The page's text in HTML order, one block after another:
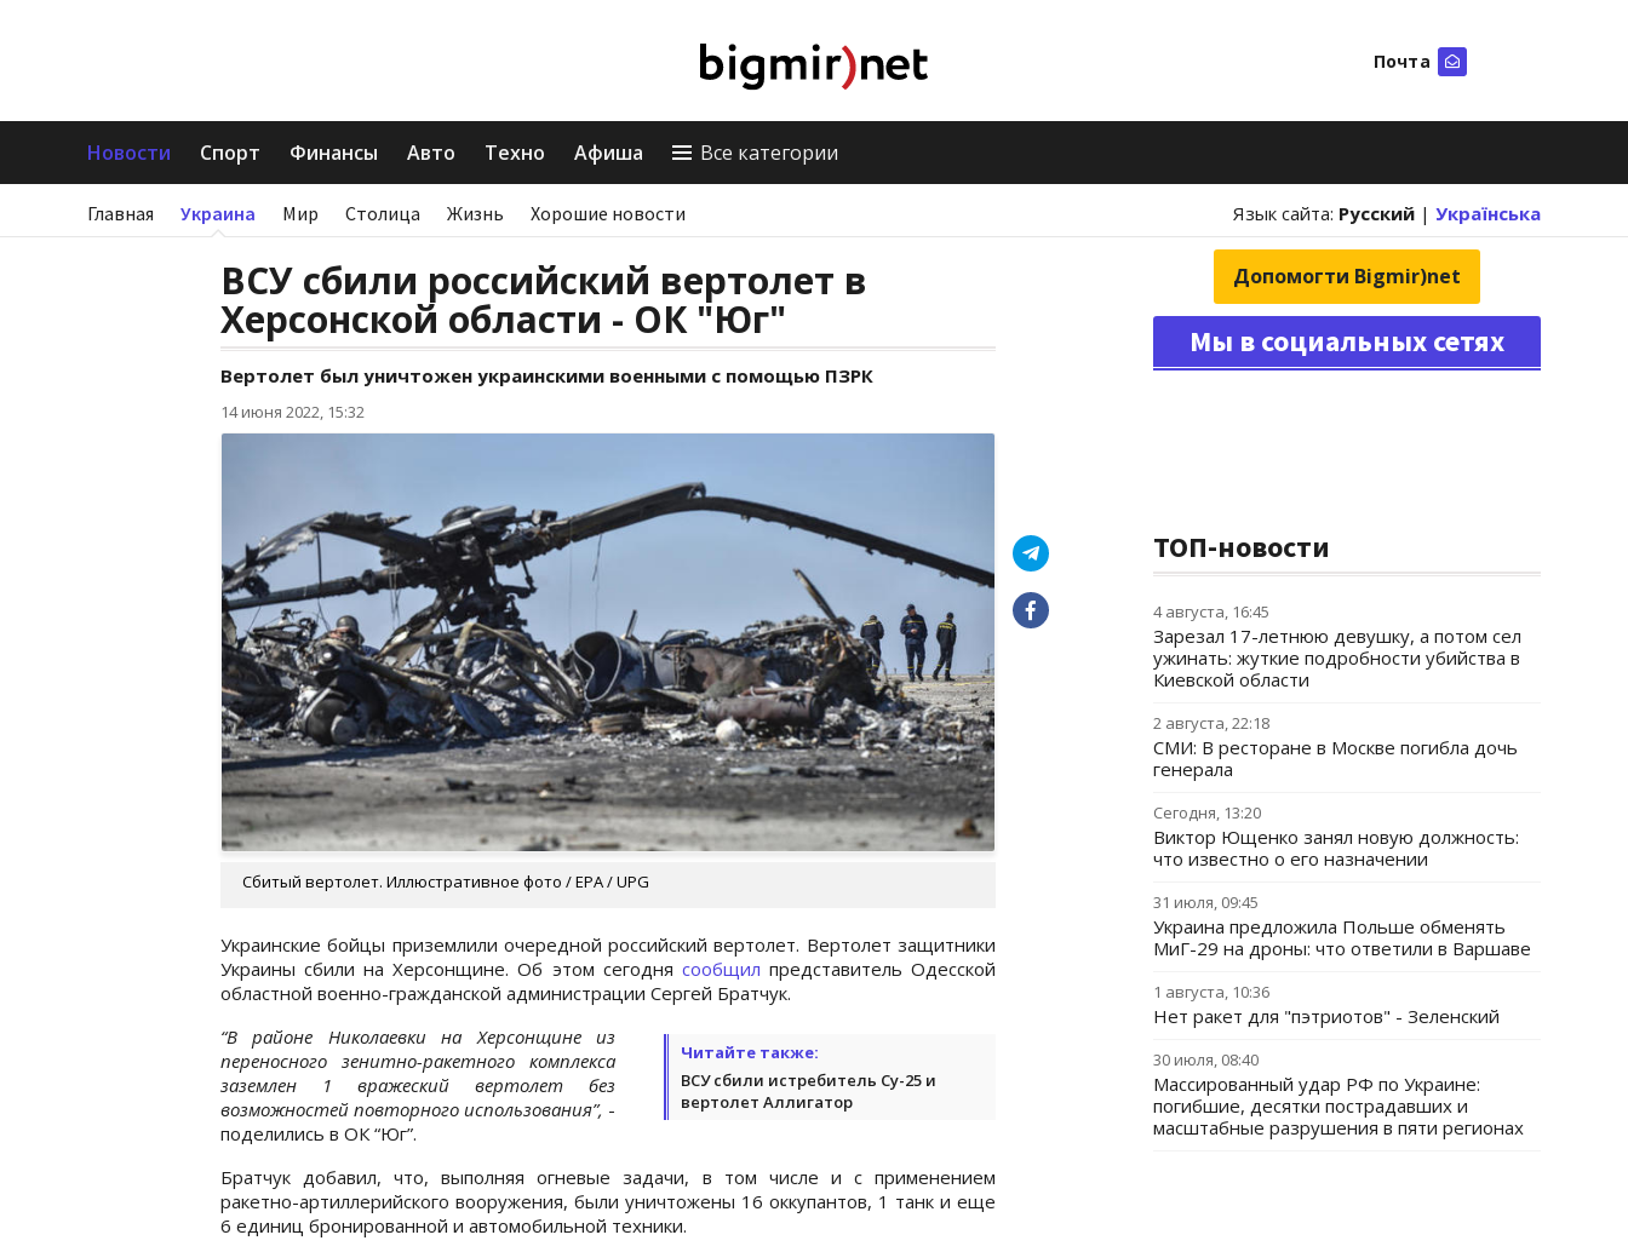
Почта
Новости Спорт Финансы Авто Техно Афиша Все категории
Главная Украина Мир Столица Жизнь Хорошие новости Язык сайта: Русский | Українська
ВСУ сбили российский вертолет в
Херсонской области - ОК "Юг"
Вертолет был уничтожен украинскими военными с помощью ПЗРК
14 июня 2022, 15:32
Сбитый вертолет. Иллюстративное фото / EPA / UPG
Украинские бойцы приземлили очередной российский вертолет. Вертолет защитники
Украины сбили на Херсонщине. Об этом сегодня сообщил представитель Одесской
областной военно-гражданской администрации Сергей Братчук.
Читайте также:
ВСУ сбили истребитель Су-25 и
вертолет Аллигатор
“В районе Николаевки на Херсонщине из
переносного зенитно-ракетного комплекса
заземлен 1 вражеский вертолет без
возможностей повторного использования”, -
поделились в ОК “Юг”.
Братчук добавил, что, выполняя огневые задачи, в том числе и с применением
ракетно-артиллерийского вооружения, были уничтожены 16 оккупантов, 1 танк и еще
6 единиц бронированной и автомобильной техники.
Допомогти Bigmir)net
Мы в социальных сетях
ТОП-новости
4 августа, 16:45
Зарезал 17-летнюю девушку, а потом сел
ужинать: жуткие подробности убийства в
Киевской области
2 августа, 22:18
СМИ: В ресторане в Москве погибла дочь
генерала
Сегодня, 13:20
Виктор Ющенко занял новую должность:
что известно о его назначении
31 июля, 09:45
Украина предложила Польше обменять
МиГ-29 на дроны: что ответили в Варшаве
1 августа, 10:36
Нет ракет для "пэтриотов" - Зеленский
30 июля, 08:40
Массированный удар РФ по Украине:
погибшие, десятки пострадавших и
масштабные разрушения в пяти регионах